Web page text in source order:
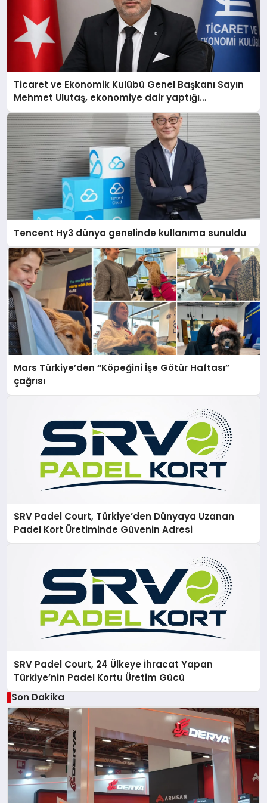
Ticaret ve Ekonomik Kulübü Genel Başkanı Sayın
Mehmet Ulutaş, ekonomiye dair yaptığı
açıklamada şunları kaydetti:
Tencent Hy3 dünya genelinde kullanıma sunuldu
Mars Türkiye’den “Köpeğini İşe Götür Haftası”
çağrısı
SRV Padel Court, Türkiye’den Dünyaya Uzanan
Padel Kort Üretiminde Güvenin Adresi
SRV Padel Court, 24 Ülkeye İhracat Yapan
Türkiye’nin Padel Kortu Üretim Gücü
Son Dakika